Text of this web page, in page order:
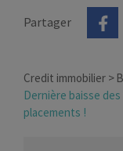
Partager
Credit immobilier
Dernière baisse
placements !